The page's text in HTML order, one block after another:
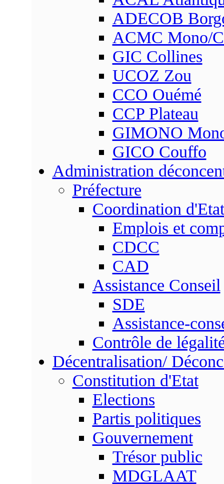
ADECOB
ACMC Mono/
GIC Collines
UCOZ Zou
CCO Ouémé
CCP Plateau
GIMONO
GICO Couffo
Administration
Préfecture
Coordination d'Etat
Emplois et
CDCC
CAD
Assistance Conseil
SDE
Assistance-
Contrôle de
Décentralisation/
Constitution d'Etat
Elections
Partis politiques
Gouvernement
Trésor public
MDGLAAT